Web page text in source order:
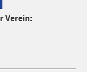
Verein: